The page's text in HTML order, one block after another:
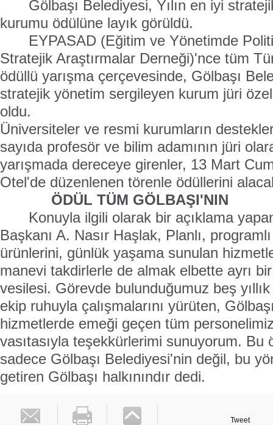
Gölbaşı Belediyesi, Yılın en iyi
kurumu ödülüne layık görüldü.
EYPASAD (Eğitim ve Yönetimde
Stratejik Araştırmalar Derneği)'nce tüm
ödüllü yarışma çerçevesinde, Gölbaşı
stratejik yönetim sergileyen kurum jüri
oldu.
Üniversiteler ve resmi kurumların
sayıda profesör ve bilim adamının jüri
yarışmada dereceye girenler, 13 Mart
Otel'de düzenlenen törenle ödüllerini
ÖDÜL TÜM GÖLBAŞI'NIN
Konuyla ilgili olarak bir açıklama
Başkanı A. Nasır Haşlak, Planlı,
ürünlerini, günlük yaşama sunulan
manevi takdirlerle de almak elbette ayrı
vesilesi. Görevde bulunduğumuz beş
ekip ruhuyla çalışmalarını yürüten,
hizmetlerde emeği geçen tüm
vasıtasıyla teşekkürlerimi sunuyorum. Bu
sadece Gölbaşı Belediyesi'nin değil, bu
getiren Gölbaşı halkınındır dedi.
Tweet